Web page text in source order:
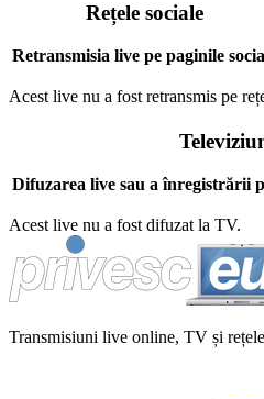
Rețele sociale
Retransmisia live pe paginile
Acest live nu a fost retransmis pe
Difuzarea live sau a înregistrării
Acest live nu a fost difuzat la TV.
Transmisiuni live online, TV și